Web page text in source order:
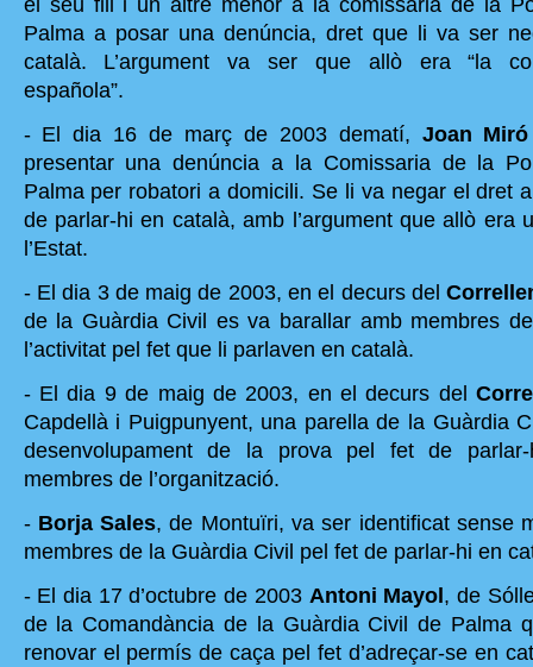
Palma a posar una denúncia, dret que li va ser
català. L’argument va ser que allò era “la
española”.
- El dia 16 de març de 2003 dematí, Joan
presentar una denúncia a la Comissaria de la
Palma per robatori a domicili. Se li va negar el dret
de parlar-hi en català, amb l’argument que allò era
l’Estat.
- El dia 3 de maig de 2003, en el decurs del
de la Guàrdia Civil es va barallar amb membres
l’activitat pel fet que li parlaven en català.
- El dia 9 de maig de 2003, en el decurs del
Capdellà i Puigpunyent, una parella de la Guàrdia
desenvolupament de la prova pel fet de
membres de l’organització.
- Borja Sales, de Montuïri, va ser identificat sense
membres de la Guàrdia Civil pel fet de parlar-hi en
- El dia 17 d’octubre de 2003 Antoni Mayol, de
de la Comandància de la Guàrdia Civil de Palma
renovar el permís de caça pel fet d’adreçar-se en